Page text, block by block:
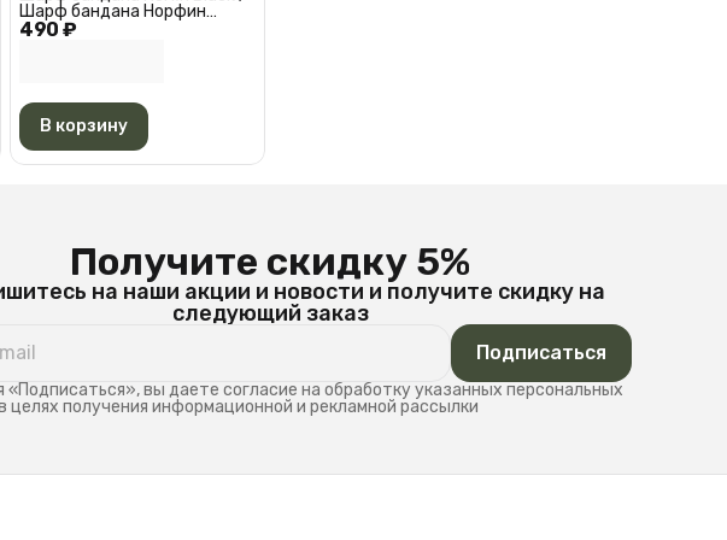
490 ₽
Шарф бандана Норфин
Черная АМ 6527
В корзину
Получите скидку 5%
на наши акции и новости и получите скидку на
следующий заказ
Подписаться
«Подписаться», вы даете согласие на обработку указанных персональных
целях получения информационной и рекламной рассылки